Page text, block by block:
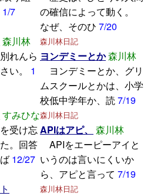
1/7
森川林
れんら
い。
1
すみひな
受け忘
。回答
12/27
の確信によって動く。
なぜ、そのひ 7/20
森川林日記
ヨンデミーとか森川林
ヨンデミーとか、グリ
ムスクールとかは、小学
校低中学年か、読7/19
森川林日記
APIはアピ、
森川林
APIをエーピーアイと
いうのは言いにくいか
ら、アピと言って 7/19
森川林日記